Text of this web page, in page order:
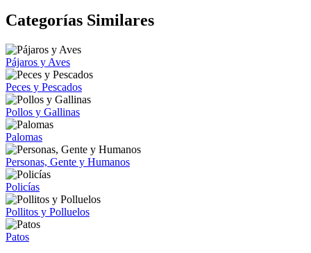
Categorías Similares
Pájaros y Aves
Peces y Pescados
Pollos y Gallinas
Palomas
Personas, Gente y Humanos
Policías
Pollitos y Polluelos
Patos